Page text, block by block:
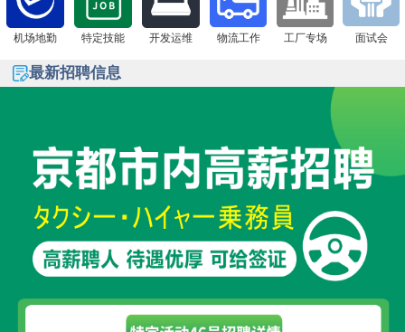
机场地勤 特定技能 开发运维 物流工作 工厂专场 面试会
最新招聘信息